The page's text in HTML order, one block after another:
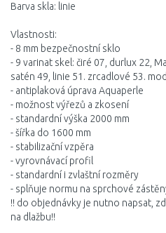
Barva skla: linie
Vlastnosti:
- 8 mm bezpečnostní sklo
- 9 varinat skel: čiré 07, durlux 22,
satén 49, linie 51. zrcadlové 53.
- antiplaková úprava Aquaperle
- možnost výřezů a zkosení
- standardní výška 2000 mm
- šířka do 1600 mm
- stabilizační vzpěra
- vyrovnávací profil
- standardní i zvlaštní rozměry
- splňuje normu na sprchové
!! do objednávky je nutno napsat,
na dlažbu!!